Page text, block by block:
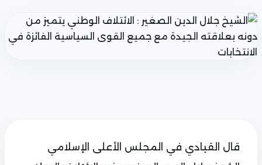
قال القيادي في المجلس الأعلى الإسلامي